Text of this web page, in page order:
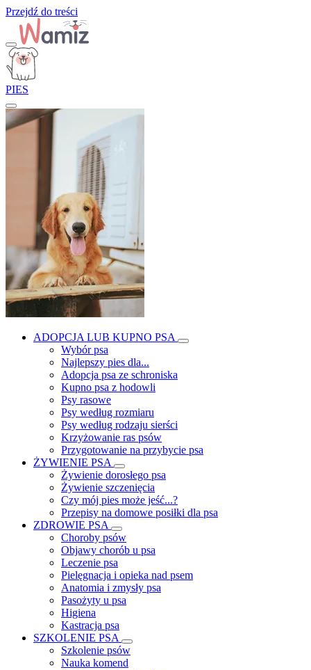
Przejdź do treści
PIES
ADOPCJA LUB KUPNO PSA
Wybór psa
Najlepszy pies dla...
Adopcja psa ze schroniska
Kupno psa z hodowli
Psy rasowe
Psy według rozmiaru
Psy według rodzaju sierści
Krzyżowanie ras psów
Przygotowanie na przybycie psa
ŻYWIENIE PSA
Żywienie dorosłego psa
Żywienie szczenięcia
Czy mój pies może jeść...?
Przepisy na domowe posiłki dla psa
ZDROWIE PSA
Choroby psów
Objawy chorób u psa
Leczenie psa
Pielęgnacja i opieka nad psem
Anatomia i zmysły psa
Pasożyty u psa
Higiena
Kastracja psa
SZKOLENIE PSA
Szkolenie psów
Nauka komend